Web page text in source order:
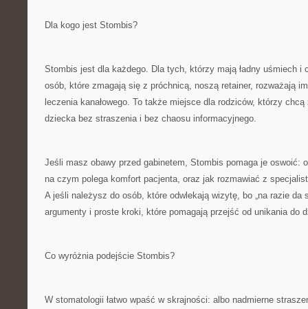
Dla kogo jest Stombis?
Stombis jest dla każdego. Dla tych, którzy mają ładny uśmiech i
osób, które zmagają się z próchnicą, noszą retainer, rozważają
leczenia kanałowego. To także miejsce dla rodziców, którzy
dziecka bez straszenia i bez chaosu informacyjnego.
Jeśli masz obawy przed gabinetem, Stombis pomaga je oswoić:
na czym polega komfort pacjenta, oraz jak rozmawiać z
A jeśli należysz do osób, które odwlekają wizytę, bo „na razie da
argumenty i proste kroki, które pomagają przejść od unikania do
Co wyróżnia podejście Stombis?
W stomatologii łatwo wpaść w skrajności: albo nadmierne